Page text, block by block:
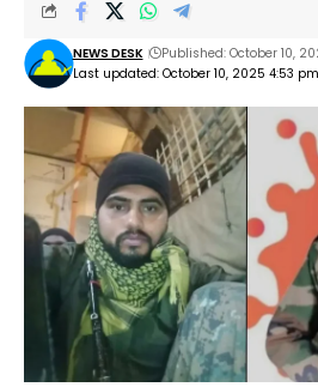
Last updated: October 10, 2025 4:53 pm
NEWS DESK Published: October 10,